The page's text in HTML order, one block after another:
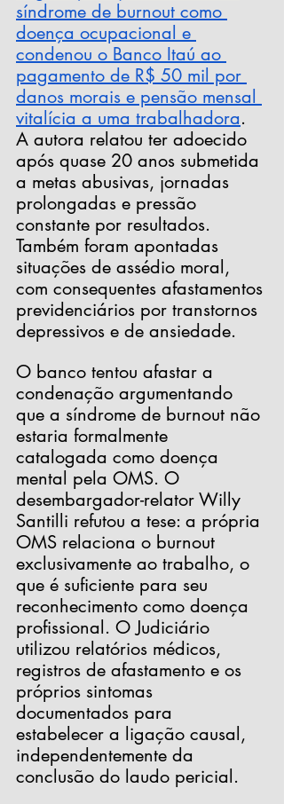
síndrome de burnout como
doença ocupacional e
condenou o Banco Itaú ao
pagamento de R$ 50 mil por
danos morais e pensão mensal
vitalícia a uma trabalhadora.
A autora relatou ter adoecido
após quase 20 anos submetida
a metas abusivas, jornadas
prolongadas e pressão
constante por resultados.
Também foram apontadas
situações de assédio moral,
com consequentes afastamentos
previdenciários por transtornos
depressivos e de ansiedade.
O banco tentou afastar a
condenação argumentando
que a síndrome de burnout não
estaria formalmente
catalogada como doença
mental pela OMS. O
desembargador-relator Willy
Santilli refutou a tese: a própria
OMS relaciona o burnout
exclusivamente ao trabalho, o
que é suficiente para seu
reconhecimento como doença
profissional. O Judiciário
utilizou relatórios médicos,
registros de afastamento e os
próprios sintomas
documentados para
estabelecer a ligação causal,
independentemente da
conclusão do laudo pericial.